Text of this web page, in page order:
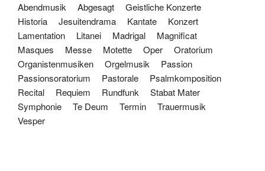
Abendmusik Abgesagt
Geistliche Konzerte
Historia
Jesuitendrama Kantate
Konzert
Lamentation
Litanei Madrigal
Magnificat
Masques
Messe Motette Oper
Oratorium
Organistenmusiken
Orgelmusik
Passion
Passionsoratorium
Pastorale
Psalmkomposition
Recital
Requiem Rundfunk
Stabat Mater
Symphonie
Te Deum Termin
Trauermusik
Vesper